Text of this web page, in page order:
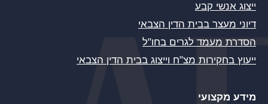
ייצוג אנשי קבע
דיוני מעצר בבית הדין הצבאי
הסדרת מעמד לגרים בחו"ל
ייעוץ בחקירות מצ"ח וייצוג בבית הדין הצבאי
מידע מקצועי